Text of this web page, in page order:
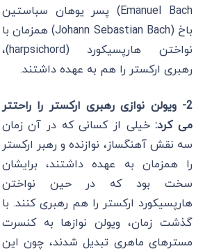
Emanuel Bach) پسر یوهان سباستین
باخ (Johann Sebastian Bach) همزمان با
نواختن هارپسیکورد (harpsichord)،
رهبری ارکستر را هم به عهده داشتند.
2- ویولن نوازی رهبری ارکستر را راحتتر
می کرد:خیلی از کسانی که در آن زمان
سه نقش آهنگساز، نوازنده و رهبر ارکستر
را همزمان به عهده داشتند، برایشان
سخت بود که در حین نواختن
هارپسیکورد ارکستر را هم رهبری کنند. با
گذشت زمان، ویولن نوازها به کنسرت
مسترهای ماهری تبدیل شدند، چون این